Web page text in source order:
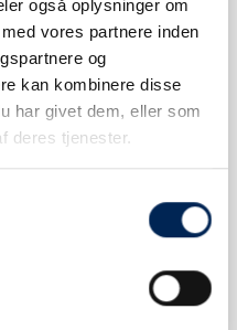
også oplysninger om
vores partnere inden
og
kan kombinere disse
har givet dem, eller som
deres tjenester.
OS